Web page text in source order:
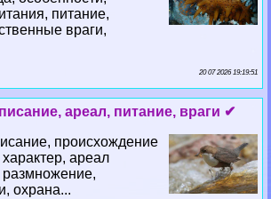
питание,
враги,
20 07 2026 19:19:51
ареал, питание, враги ✔
происхождение
ареал
размножение,
охрана...